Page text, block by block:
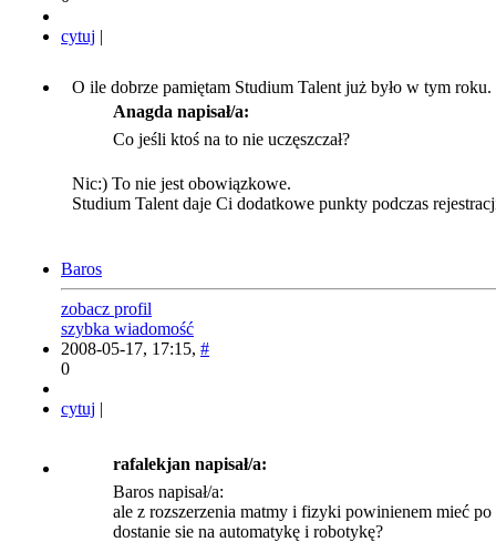
cytuj |
O ile dobrze pamiętam Studium Talent już było w tym roku.
Anagda napisał/a:
Co jeśli ktoś na to nie uczęszczał?
Nic:) To nie jest obowiązkowe.
Studium Talent daje Ci dodatkowe punkty podczas
Baros
zobacz profil
szybka wiadomość
2008-05-17, 17:15, #
0
cytuj |
rafalekjan napisał/a:
Baros napisał/a:
ale z rozszerzenia matmy i fizyki powinienem mieć
dostanie sie na automatykę i robotykę?